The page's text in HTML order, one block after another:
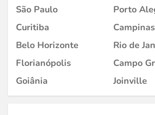
São Paulo
Porto
Curitiba
Campinas
Belo Horizonte
Rio de
Florianópolis
Campo
Goiânia
Joinville